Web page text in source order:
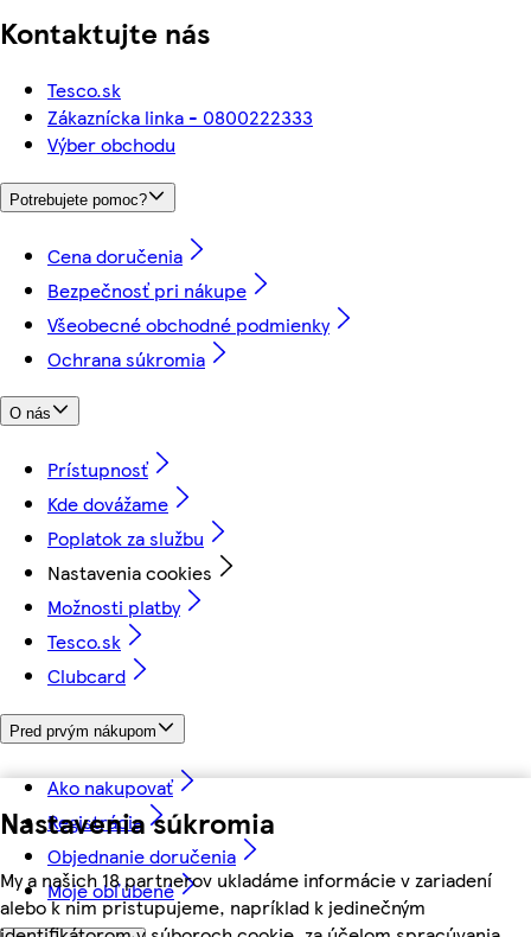
Nastavenia súkromia
My a našich 18 partnerov ukladáme informácie v zariadení
alebo k nim pristupujeme, napríklad k jedinečným
Kontaktujte nás
Tesco.sk
Zákaznícka linka - 0800222333
Výber obchodu
Potrebujete pomoc?
Cena doručenia
Bezpečnosť pri nákupe
Všeobecné obchodné podmienky
Ochrana súkromia
O nás
Prístupnosť
Kde dovážame
Poplatok za službu
Nastavenia cookies
Možnosti platby
Tesco.sk
Clubcard
Pred prvým nákupom
Ako nakupovať
Registrácia
Objednanie doručenia
Moje obľúbené